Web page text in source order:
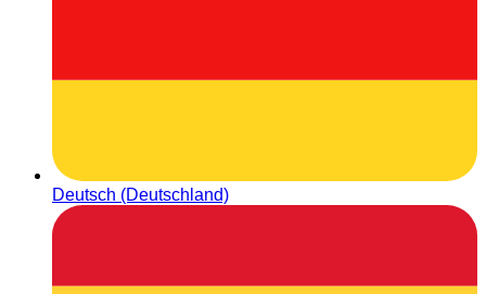
Deutsch (Deutschland)